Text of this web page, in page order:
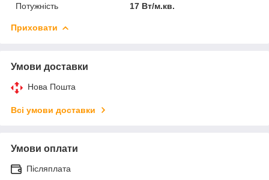
Потужність
17 Вт/м.кв.
Приховати
Умови доставки
Нова Пошта
Всі умови доставки
Умови оплати
Післяплата